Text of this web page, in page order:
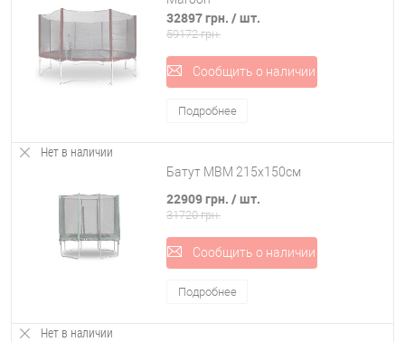
32897 грн. / шт.
59172 грн.
Сообщить о наличии
Подробнее
Нет в наличии
Батут MBM 215x150см
22909 грн. / шт.
31720 грн.
Сообщить о наличии
Подробнее
Нет в наличии